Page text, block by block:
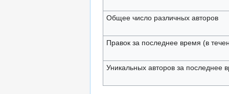
Общее число различных авторов
Правок за последнее время (в
Уникальных авторов за последнее